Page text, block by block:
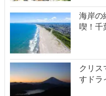
海岸の
喫！千
クリス
すドラ